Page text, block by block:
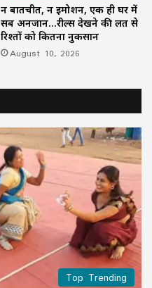
न बातचीत, न इमोशन, एक ही घर में
सब अनजान…रील्स देखने की लत से
रिश्तों को कितना नुकसान
August 10, 2026
Top Trending